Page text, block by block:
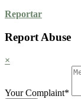
Reportar
Report Abuse
×
Your Complaint*